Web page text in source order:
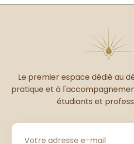
Le premier espace dédié au
pratique et à
étudiants et